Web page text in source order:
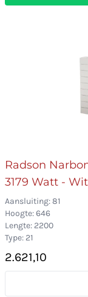
Radson
3179 Watt -
Aansluiting: 81
Hoogte: 646
Lengte: 2200
Type: 21
2.621,10